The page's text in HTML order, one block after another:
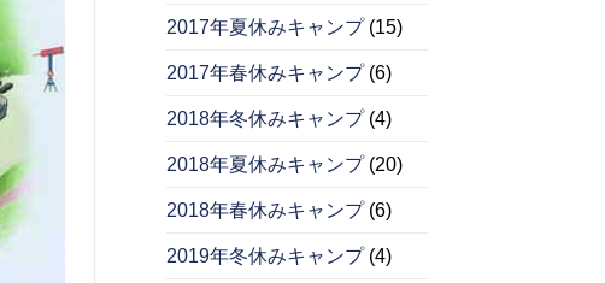
2017年夏休みキャンプ(15)
2017年春休みキャンプ(6)
2018年冬休みキャンプ(4)
2018年夏休みキャンプ(20)
2018年春休みキャンプ(6)
2019年冬休みキャンプ(4)